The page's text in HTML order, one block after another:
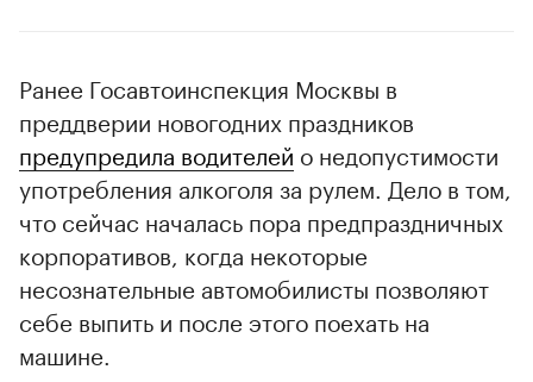
Ранее Госавтоинспекция Москвы в
преддверии новогодних праздников
предупредила водителей о недопустимости
употребления алкоголя за рулем. Дело в том,
что сейчас началась пора предпраздничных
корпоративов, когда некоторые
несознательные автомобилисты позволяют
себе выпить и после этого поехать на
машине.